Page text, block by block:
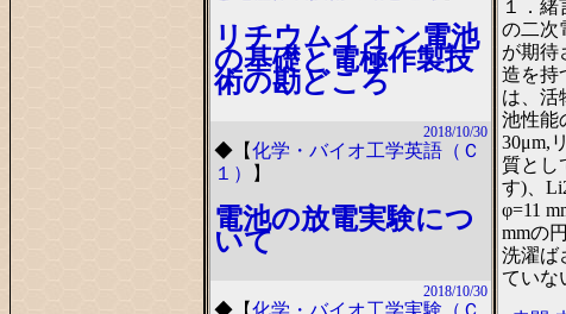
リチウムイオン電池
の基礎と電極作製技
術の勘どころ
2018/10/30
◆ 【化学・バイオ工学英語（Ｃ
１）
】
電池の放電実験につ
いて
2018/10/30
◆ 【化学・バイオ工学実験（Ｃ
１．
の二次
が期待
造を持
は、活
池性能
30μm,
質とし
す)、
φ=11
mmの
洗濯ば
ていな